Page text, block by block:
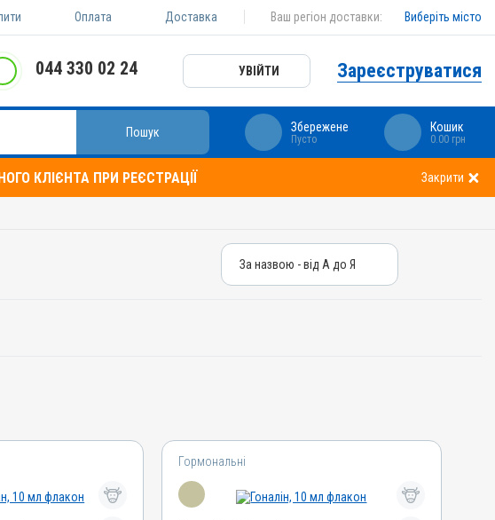
Оплата Доставка Ваш регіон доставки: Виберіть місто
044 330 02 24 УВІЙТИ Зареєструватися
Пошук Збережене
Пусто
Кошик
0.00 грн
КЛІЄНТА ПРИ РЕЄСТРАЦІЇ Закрити
За назвою - від А до Я
Гормональні